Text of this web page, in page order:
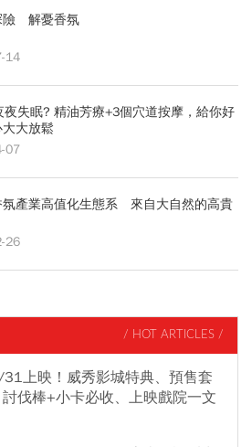
險 解憂香氛
14
夜失眠? 精油芳療+3個穴道按摩，給你好
大放鬆
07
氛產業高值化生態系 來自大自然的高貴
26
/ HOT ARTICLES /
31上映！威秀影城特典、預售套
伐棒+小卡必收、上映戲院一文